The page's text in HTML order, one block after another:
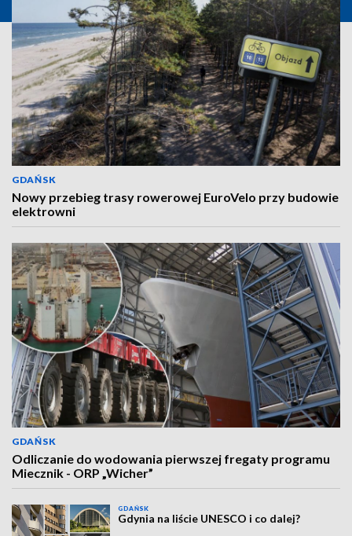
GDAŃSK
Nowy przebieg trasy rowerowej EuroVelo przy budowie
elektrowni
GDAŃSK
Odliczanie do wodowania pierwszej fregaty programu
Miecznik - ORP „Wicher”
GDAŃSK
Gdynia na liście UNESCO i co dalej?